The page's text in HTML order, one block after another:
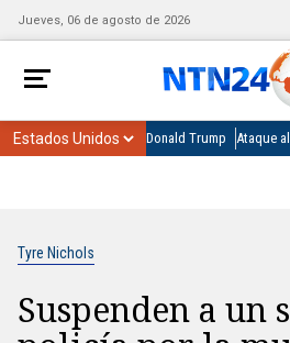
Jueves, 06 de agosto de 2026
Donald Trump Ataque
Tyre Nichols
Suspenden a un